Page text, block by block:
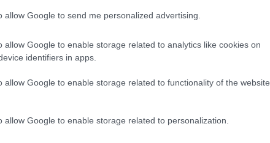
allow Google to send me personalized advertising.
allow Google to enable storage related to analytics like cookies on
identifiers in apps.
allow Google to enable storage related to functionality of the website
allow Google to enable storage related to personalization.
ma non preoccuparti. Puoi ancora
Louis Notario vicino all’Ufficio del
il sito ufficiale del